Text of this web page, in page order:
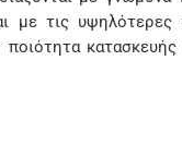
με τις υψηλότερες